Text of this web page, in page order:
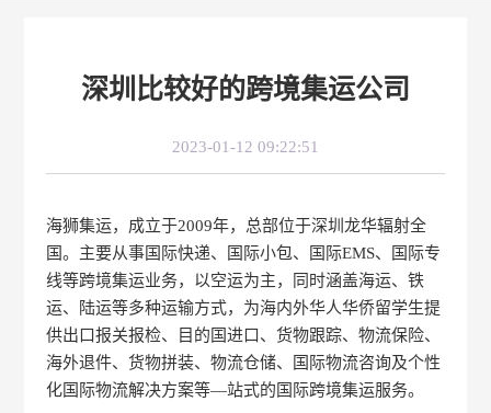
深圳比较好的跨境集运公司
2023-01-12 09:22:51
海狮集运，成立于2009年，总部位于深圳龙华辐射全
国。主要从事国际快递、国际小包、国际EMS、国际专
线等跨境集运业务，以空运为主，同时涵盖海运、铁
运、陆运等多种运输方式，为海内外华人华侨留学生提
供出口报关报检、目的国进口、货物跟踪、物流保险、
海外退件、货物拼装、物流仓储、国际物流咨询及个性
化国际物流解决方案等—站式的国际跨境集运服务。